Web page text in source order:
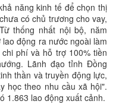
năng kinh tế để chọn thị
có chủ trương cho vay,
thống nhất nội bộ, năm
động ra nước ngoài làm
phí và hỗ trợ 100% tiền
Lãnh đạo tỉnh Đồng
thần và truyền động lực,
học theo nhu cầu xã hội".
1.863 lao động xuất cảnh.